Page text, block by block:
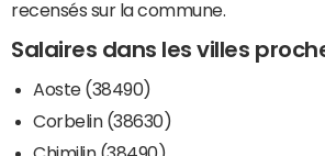
recensés sur la commune.
Salaires dans les villes
Aoste (38490)
Corbelin (38630)
Chimilin (38490)